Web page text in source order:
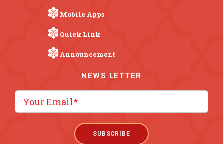
Mobile Apps
Quick Link
Announcement
NEWS LETTER